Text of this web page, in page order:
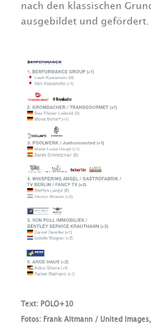
nach den klassischen
ausgebildet und gefördert.
Text: POLO+10
Fotos: Frank Altmann / United